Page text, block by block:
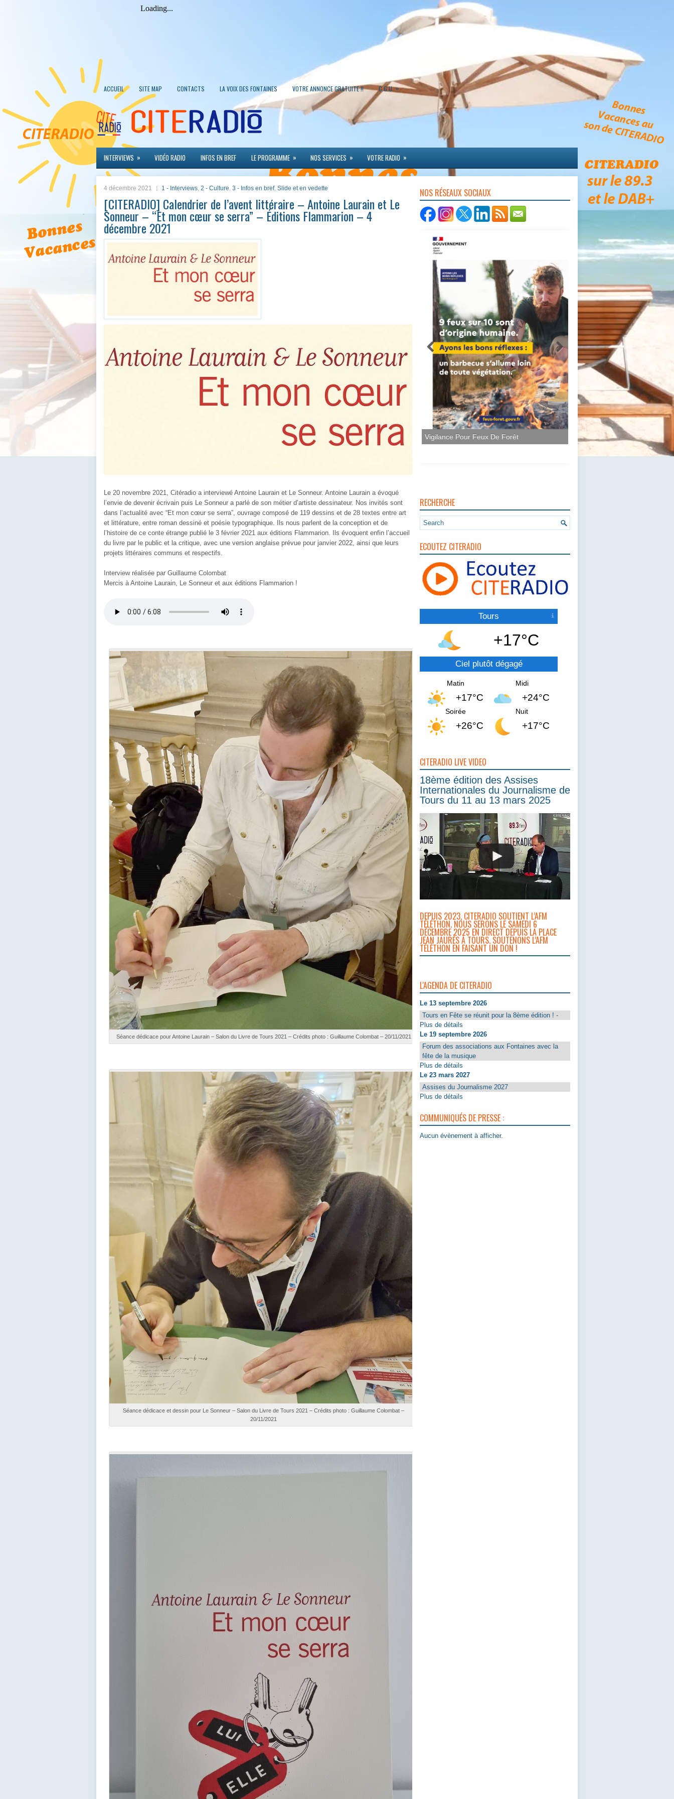
ACCUEIL SITE MAP CONTACTS LA VOIX DES FONTAINES VOTRE ANNONCE GRATUITE !! C.G.U. »
INTERVIEWS » VIDÉO RADIO INFOS EN BREF LE PROGRAMME » NOS SERVICES » VOTRE RADIO »
4 décembre 2021 1 - Interviews, 2 - Culture, 3 - Infos en bref, Slide et en vedette
[CITERADIO] Calendrier de l’avent littéraire – Antoine Laurain et Le
Sonneur – “Et mon cœur se serra” – Éditions Flammarion – 4
décembre 2021
Le 20 novembre 2021, Citéradio a interviewé Antoine Laurain et Le Sonneur. Antoine Laurain a évoqué
l’envie de devenir écrivain puis Le Sonneur a parlé de son métier d’artiste dessinateur. Nos invités sont
dans l’actualité avec “Et mon cœur se serra”, ouvrage composé de 119 dessins et de 28 textes entre art
et littérature, entre roman dessiné et poésie typographique. Ils nous parlent de la conception et de
l’histoire de ce conte étrange publié le 3 février 2021 aux éditions Flammarion. Ils évoquent enfin l’accueil
du livre par le public et la critique, avec une version anglaise prévue pour janvier 2022, ainsi que leurs
projets littéraires communs et respectifs.
Interview réalisée par Guillaume Colombat
Mercis à Antoine Laurain, Le Sonneur et aux éditions Flammarion !
Séance dédicace pour Antoine Laurain – Salon du Livre de Tours 2021 – Crédits photo : Guillaume Colombat – 20/11/2021
Séance dédicace et dessin pour Le Sonneur – Salon du Livre de Tours 2021 – Crédits photo : Guillaume Colombat –
20/11/2021
NOS RÉSEAUX SOCIAUX
RECHERCHE
ECOUTEZ CITERADIO
Tours
+17°C
Ciel plutôt dégagé
Matin
+17°C
Midi
+24°C
Soirée
+26°C
Nuit
+17°C
CITERADIO LIVE VIDEO
18ème édition des Assises
Internationales du Journalisme de
Tours du 11 au 13 mars 2025
DEPUIS 2023, CITERADIO SOUTIENT L’AFM
TÉLÉTHON. NOUS SERONS LE SAMEDI 6
DÉCEMBRE 2025 EN DIRECT DEPUIS LA PLACE
JEAN JAURÈS À TOURS. SOUTENONS L’AFM
TÉLÉTHON EN FAISANT UN DON !
L'AGENDA DE CITERADIO
Le 13 septembre 2026
Tours en Fête se réunit pour la 8ème édition ! -
Plus de détails
Le 19 septembre 2026
Forum des associations aux Fontaines avec la
fête de la musique
Plus de détails
Le 23 mars 2027
Assises du Journalisme 2027
Plus de détails
COMMUNIQUÉS DE PRESSE :
Aucun évènement à afficher.